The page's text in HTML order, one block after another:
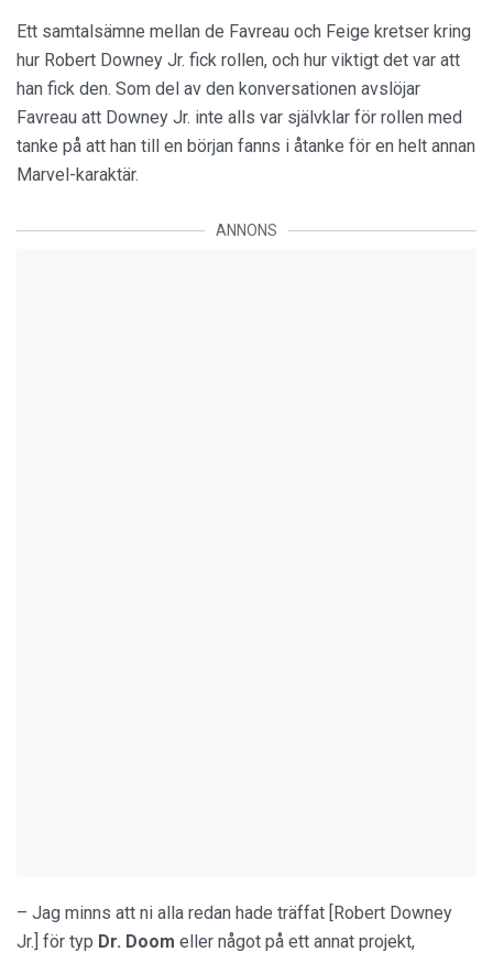
Ett samtalsämne mellan de Favreau och Feige kretser kring
hur Robert Downey Jr. fick rollen, och hur viktigt det var att
han fick den. Som del av den konversationen avslöjar
Favreau att Downey Jr. inte alls var självklar för rollen med
tanke på att han till en början fanns i åtanke för en helt annan
Marvel-karaktär.
ANNONS
– Jag minns att ni alla redan hade träffat [Robert Downey
Jr.] för typ Dr. Doom eller något på ett annat projekt,